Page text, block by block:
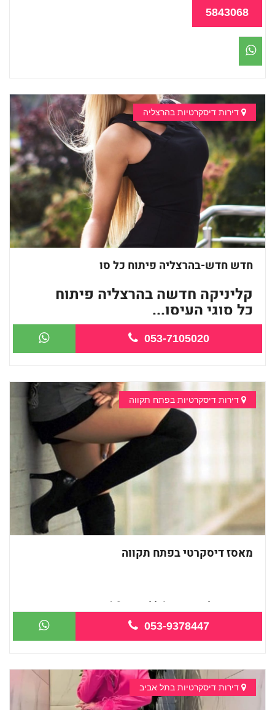
5843068
דירות דיסקרטיות בהרצליה
חדש חדש-בהרצליה פיתוח כל סו
קליניקה חדשה בהרצליה פיתוח
כל סוגי העיסו...
053-7105020
דירות דיסקרטיות בפתח תקווה
מאסז דיסקרטי בפתח תקווה
מעסות אלופות פרטי! ללא מין -&nb...
053-9378447
דירות דיסקרטיות בתל אביב